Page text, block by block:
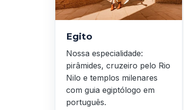
Egito
Nossa especialidade:
pirâmides, cruzeiro pelo Rio
Nilo e templos milenares
com guia egiptólogo em
português.